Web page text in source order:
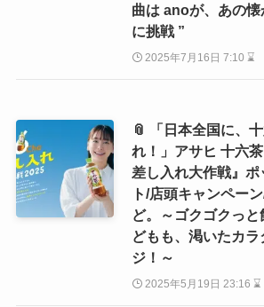
曲は anoが、あの
に挑戦 ”
2025年7月16日 7:10 ⌛
📎 「日本全国に、
れ！」アサヒ 十六
差し入れ大作戦』
ト/店頭キャンペー
ど。～ゴクゴクっ
どもも、渇いたカ
ジ！～
2025年5月19日 23:16 ⌛